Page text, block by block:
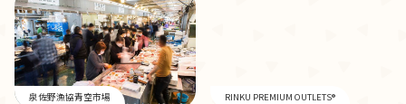
泉佐野漁協青空市場 RINKU PREMIUM OUTLETS®